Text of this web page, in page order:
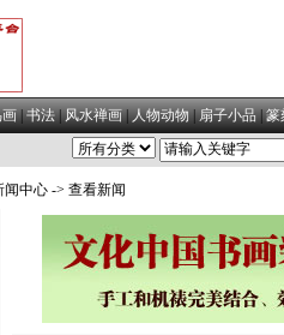
|书法|风水禅画|人物动物|扇子小品|篆
闻中心 -> 查看新闻